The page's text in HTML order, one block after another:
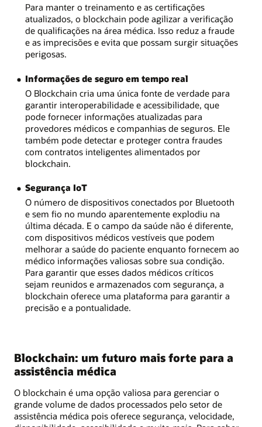
Para manter o treinamento e as certificações
atualizados, o blockchain pode agilizar a verificação
de qualificações na área médica. Isso reduz a fraude
e as imprecisões e evita que possam surgir situações
perigosas.
Informações de seguro em tempo real
O Blockchain cria uma única fonte de verdade para
garantir interoperabilidade e acessibilidade, que
pode fornecer informações atualizadas para
provedores médicos e companhias de seguros. Ele
também pode detectar e proteger contra fraudes
com contratos inteligentes alimentados por
blockchain.
Segurança IoT
O número de dispositivos conectados por Bluetooth
e sem fio no mundo aparentemente explodiu na
última década. E o campo da saúde não é diferente,
com dispositivos médicos vestíveis que podem
melhorar a saúde do paciente enquanto fornecem ao
médico informações valiosas sobre sua condição.
Para garantir que esses dados médicos críticos
sejam reunidos e armazenados com segurança, a
blockchain oferece uma plataforma para garantir a
precisão e a pontualidade.
Blockchain: um futuro mais forte para a
assistência médica
O blockchain é uma opção valiosa para gerenciar o
grande volume de dados processados ​​pelo setor de
assistência médica pois oferece segurança, velocidade,